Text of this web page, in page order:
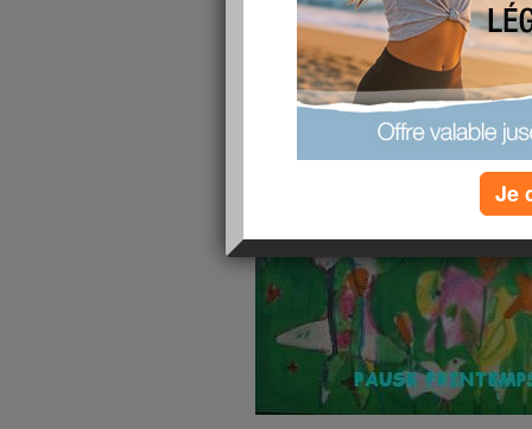
Je